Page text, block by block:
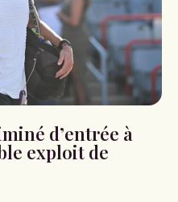
d’entrée à
exploit de